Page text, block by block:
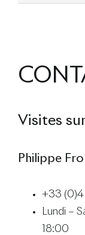
Visites
Philippe
+33 (0)4
Lundi –
18:00